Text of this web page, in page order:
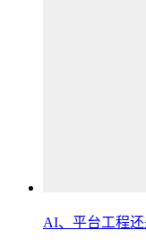
AI、平台工程